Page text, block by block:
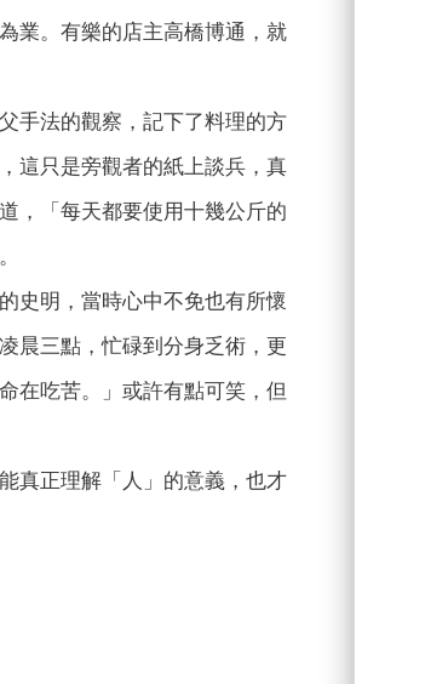
業。有樂的店主高橋博通，就
手法的觀察，記下了料理的方
這只是旁觀者的紙上談兵，真
，「每天都要使用十幾公斤的
史明，當時心中不免也有所懷
晨三點，忙碌到分身乏術，更
在吃苦。」或許有點可笑，但
真正理解「人」的意義，也才